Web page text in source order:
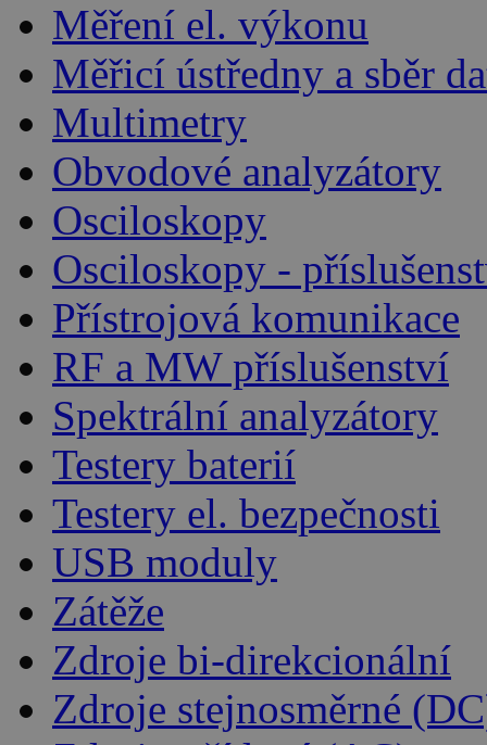
Měření el. výkonu
Měřicí ústředny a sběr
Multimetry
Obvodové analyzátory
Osciloskopy
Osciloskopy -
Přístrojová komunikace
RF a MW příslušenství
Spektrální analyzátory
Testery baterií
Testery el. bezpečnosti
USB moduly
Zátěže
Zdroje bi-direkcionální
Zdroje stejnosměrné